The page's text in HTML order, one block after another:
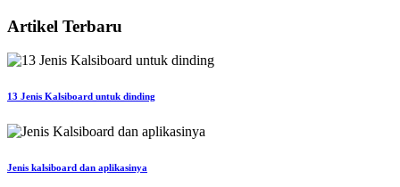
Artikel Terbaru
13 Jenis Kalsiboard untuk dinding
Jenis kalsiboard dan aplikasinya